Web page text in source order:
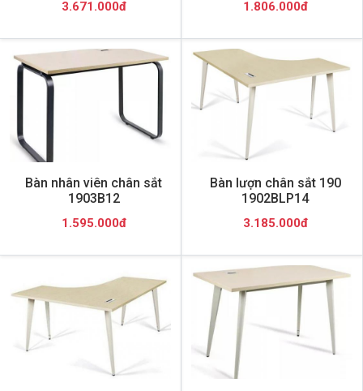
3.671.000đ 1.806.000đ
Bàn nhân viên chân sắt
1903B12
1.595.000đ
Bàn lượn chân sắt 190
1902BLP14
3.185.000đ